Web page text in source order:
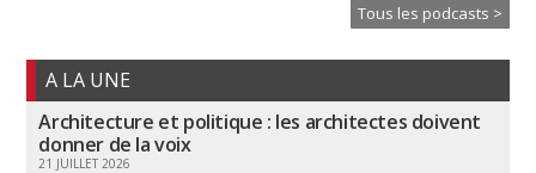
Tous les podcasts >
A LA UNE
Architecture et politique : les architectes doivent
donner de la voix
21 JUILLET 2026